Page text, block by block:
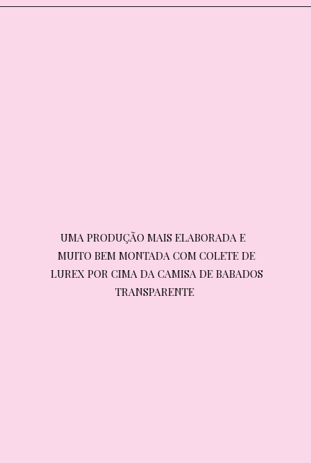
UMA PRODUÇÃO MAIS ELABORADA E
MUITO BEM MONTADA COM COLETE DE
LUREX POR CIMA DA CAMISA DE BABADOS
TRANSPARENTE
UMA PRODUÇÃO MAIS ELABORADA E
MUITO BEM MONTADA COM COLETE DE
LUREX POR CIMA DA CAMISA DE BABADOS
TRANSPARENTE